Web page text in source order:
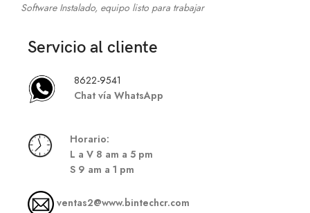
Software Instalado, equipo listo para trabajar
Servicio al cliente
8622-9541
Chat vía WhatsApp
Horario:
L a V 8 am a 5 pm
S 9 am a 1 pm
ventas2@www.bintechcr.com